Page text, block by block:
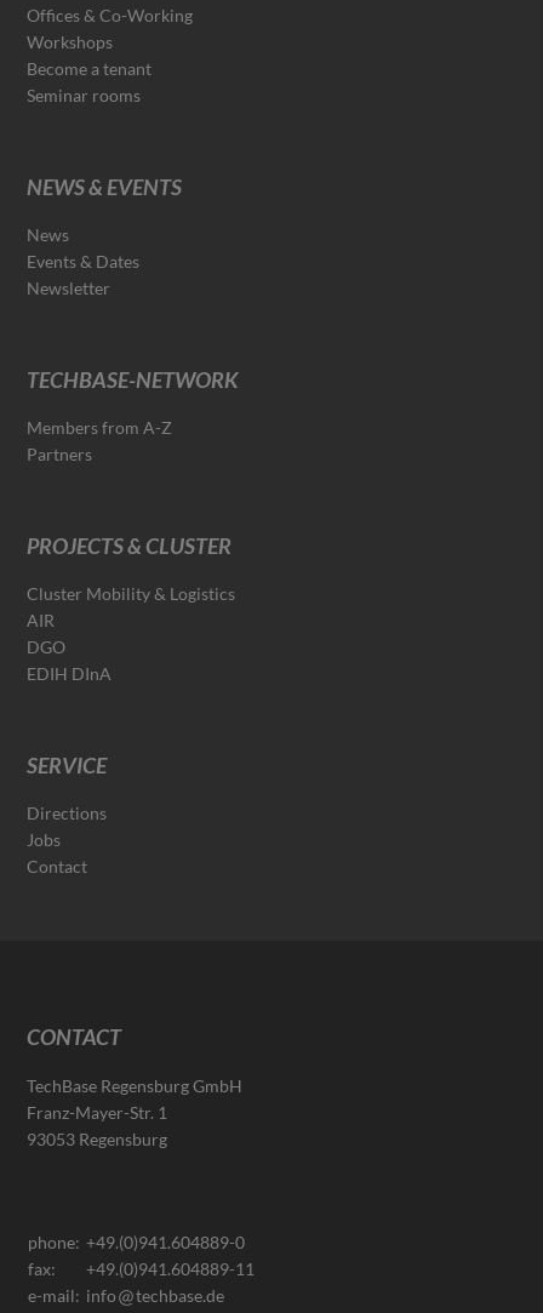
Offices & Co-Working
Workshops
Become a tenant
Seminar rooms
NEWS & EVENTS
News
Events & Dates
Newsletter
TECHBASE-NETWORK
Members from A-Z
Partners
PROJECTS & CLUSTER
Cluster Mobility & Logistics
AIR
DGO
EDIH DInA
SERVICE
Directions
Jobs
Contact
CONTACT
TechBase Regensburg GmbH
Franz-Mayer-Str. 1
93053 Regensburg
phone:
fax:
e-mail:
+49.(0)941.604889-0
+49.(0)941.604889-11
info
techbase.de